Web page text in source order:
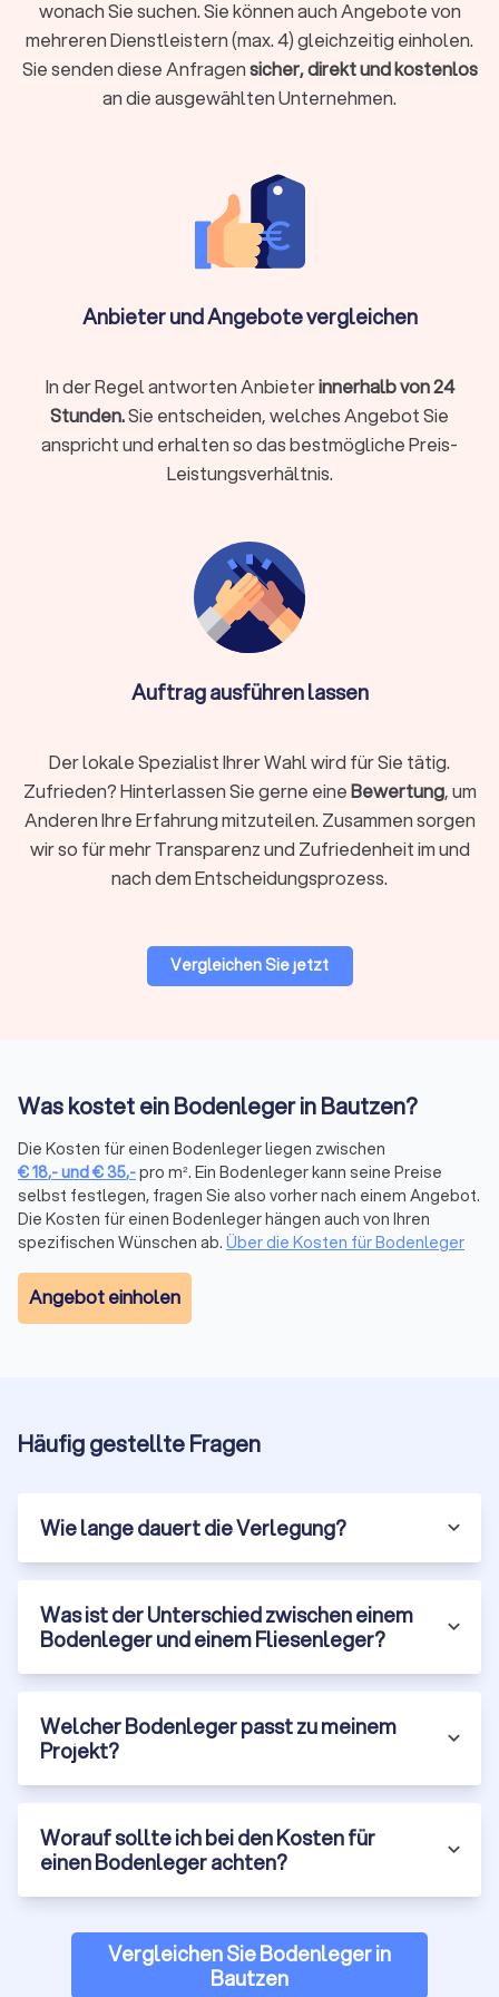
über trendiges Vinyl bis zu pflegeleichtem Laminat
oder wohnlichem Teppichboden. Für
umfangreichere Bau- oder Sanierungsprojekte
können Sie zusätzlich diebesten Bauunternehmer-
Im Folgenden erhalten Sie einen Überblick über die
wichtigsten Bodenbeläge und ihre jeweiligen
Parkett und Massivholzdielen
Massivholzdielen und Mehrschichtparkett bieten
eine natürliche Optik und halten lange. Bei Bedarf
schleift der Fachbetrieb die Dielen mehrfach ab. Je
nach Situation verlegt der Bodenleger das Parkett
schwimmend, verklebt oder genagelt. Häufig
versiegelt der Handwerker die Oberfläche mit Öl
Vinyl und Designboden
Vinylboden überzeugt durch
Pflegeleichtigkeit,
Robustheit und Feuchtigkeitsbeständigkeit
täuschend echt. Sie eignen sich für Küchen, Bäder
und stark genutzte Bereiche. Die Verlegung erfolgt
schwimmend mit Klicksystem oder vollflächig
verklebt.
Laminat
schwimmende Verlegung ermöglicht schnelle
Montage ohne Kleber. Es besteht aus einer HDF-
Teppichboden
Teppichboden schafftBehaglichkeit und
Schallschutz. Auslegeware wird vollflächig verklebt
oder verspannt auf Teppichleisten verlegt. Zur
Auswahl stehen Schlingen-, Velours- und
Nadelvlies-Teppiche für Wohn- und
Gewerbebereiche. Auch Teppichfliesen werden
zunehmend beliebter.
Alternativeaus natürlichen Rohstoffen. Beide
Materialien werden als Bahnenware oder Fliesen
Preisübersicht für
Bodenverlegung
Die Kosten setzen sich ausArbeitsleistung und
Verlegepreise pro Quadratmeter:
Bodenbelag Preis pro m²
Laminat 15–25 €
Vinyl (Klick) 20–30 €
Parkett (Fertigparkett) 25–40 €
wonach Sie suchen. Sie können auch Angebote von
mehreren Dienstleistern (max. 4) gleichzeitig einholen.
Sie senden diese Anfragensicher, direkt und kostenlos
an die ausgewählten Unternehmen.
Anbieter und Angebote vergleichen
In der Regel antworten Anbieterinnerhalb von 24
Stunden.Sie entscheiden, welches Angebot Sie
anspricht und erhalten so das bestmögliche Preis-
Leistungsverhältnis.
Auftrag ausführen lassen
Der lokale Spezialist Ihrer Wahl wird für Sie tätig.
Zufrieden? Hinterlassen Sie gerne eineBewertung, um
Anderen Ihre Erfahrung mitzuteilen. Zusammen sorgen
wir so für mehr Transparenz und Zufriedenheit im und
nach dem Entscheidungsprozess.
Vergleichen Sie jetzt
Was kostet ein Bodenleger in Bautzen?
Die Kosten für einen Bodenleger liegen zwischen
€18,-und€35,-pro m². Ein Bodenleger kann seine Preise
selbst festlegen, fragen Sie also vorher nach einem Angebot.
Die Kosten für einen Bodenleger hängen auch von Ihren
spezifischen Wünschen ab. Über die Kosten für Bodenleger
Angebot einholen
Häufig gestellte Fragen
Wie lange dauert die Verlegung?
Was ist der Unterschied zwischen einem
Bodenleger und einem Fliesenleger?
Welcher Bodenleger passt zu meinem
Projekt?
Worauf sollte ich bei den Kosten für
einen Bodenleger achten?
Vergleichen Sie Bodenleger in
Bautzen